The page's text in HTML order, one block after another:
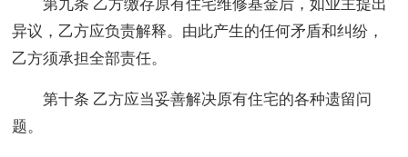
第九条 乙方缴存原有住宅维修基金后，如业主提出
异议，乙方应负责解释。由此产生的任何矛盾和纠纷，
乙方须承担全部责任。
第十条 乙方应当妥善解决原有住宅的各种遗留问
题。